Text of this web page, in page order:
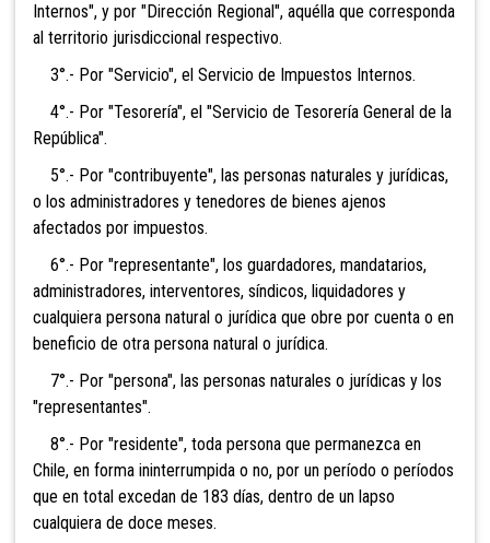
Internos", y por "Dirección Regional", aquélla que corresponda
al territorio jurisdiccional respectivo.
3°.- Por "Servicio", el Servicio de Impuestos Internos.
4°.- Por "Tesorería", el "Servicio de Tesorería General de la
República".
5°.- Por "contribuyente", las personas naturales y jurídicas,
o los administradores y tenedores de bienes ajenos
afectados por impuestos.
6°.- Por "representante", los guardadores, mandatarios,
administradores, interventores, síndicos, liquidadores y
cualquiera persona natural o jurídica que obre por cuenta o en
beneficio de otra persona natural o jurídica.
7°.- Por "persona", las personas naturales o jurídicas y los
"representantes".
8°.- Por "residente", toda persona que permanezca en
Chile, en forma ininterrumpida o no, por un período o períodos
que en total excedan de 183 días, dentro de un lapso
cualquiera de doce meses.